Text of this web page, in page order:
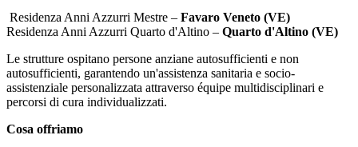
Residenza Anni Azzurri Mestre – Favaro Veneto (VE)
Residenza Anni Azzurri Quarto d'Altino – Quarto d'Altino (VE)
Le strutture ospitano persone anziane autosufficienti e non
autosufficienti, garantendo un'assistenza sanitaria e socio-
assistenziale personalizzata attraverso équipe multidisciplinari e
percorsi di cura individualizzati.
Cosa offriamo